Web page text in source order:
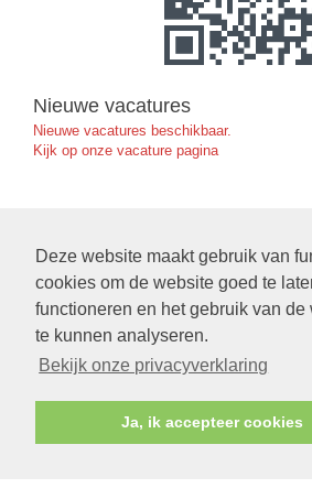
Deze website maakt gebruik van
cookies om de website goed te
functioneren en het gebruik van de
te kunnen analyseren.
Bekijk onze privacyverklaring
Ja, ik accepteer cookies
Nieuwe vacatures
Nieuwe vacatures beschikbaar.
Kijk op onze vacature pagina
klik hier
Nieuwe Verbinding
De nieuwe verbinding nr. 5 van 2026 staat
opdeze linkom het te openen.